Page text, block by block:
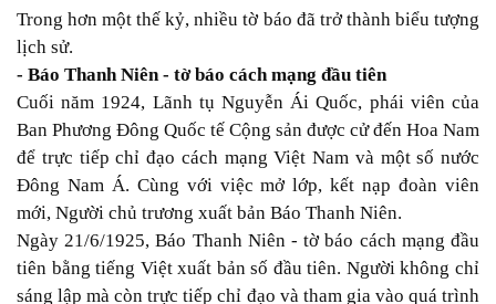
Trong hơn một thế kỷ, nhiều tờ báo đã trở thành biểu tượng
lịch sử.
- Báo Thanh Niên - tờ báo cách mạng đầu tiên
Cuối năm 1924, Lãnh tụ Nguyễn Ái Quốc, phái viên của
Ban Phương Đông Quốc tế Cộng sản được cử đến Hoa Nam
để trực tiếp chỉ đạo cách mạng Việt Nam và một số nước
Đông Nam Á. Cùng với việc mở lớp, kết nạp đoàn viên
mới, Người chủ trương xuất bản Báo Thanh Niên.
Ngày 21/6/1925, Báo Thanh Niên - tờ báo cách mạng đầu
tiên bằng tiếng Việt xuất bản số đầu tiên. Người không chỉ
sáng lập mà còn trực tiếp chỉ đạo và tham gia vào quá trình